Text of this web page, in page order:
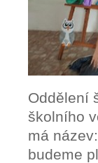
Oddělení
školního
má
budeme